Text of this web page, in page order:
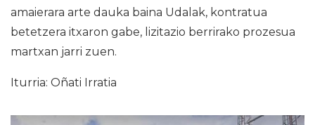
amaierara arte dauka baina Udalak, kontratua
betetzera itxaron gabe, lizitazio berrirako prozesua
martxan jarri zuen.
Iturria: Oñati Irratia